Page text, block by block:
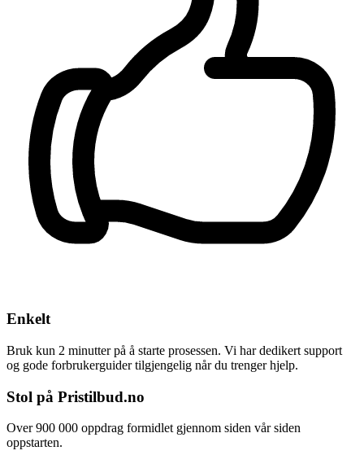
Enkelt
Bruk kun 2 minutter på å starte prosessen. Vi har dedikert support
og gode forbrukerguider tilgjengelig når du trenger hjelp.
Stol på Pristilbud.no
Over 900 000 oppdrag formidlet gjennom siden vår siden
oppstarten.